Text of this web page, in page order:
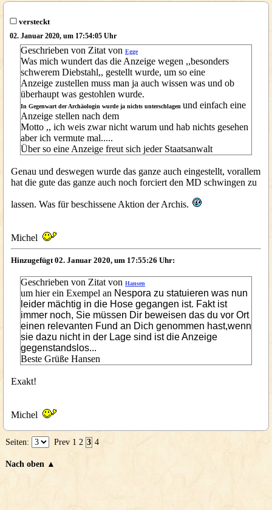
versteckt
02. Januar 2020, um 17:54:05 Uhr
Geschrieben von Zitat von Egge
Was mich wundert das die Anzeige wegen ,,besonders
schwerem Diebstahl,, gestellt wurde, um so eine
Anzeige zustellen muss man ja auch wissen was und ob
überhaupt was gestohlen wurde.
In Gegenwart der Archäologin wurde ja nichts unterschlagen und einfach eine
Anzeige stellen nach dem
Motto ,, ich weis zwar nicht warum und hab nichts gesehen
aber ich vermute mal.....
Über so eine Anzeige freut sich jeder Staatsanwalt
Genau und deswegen wurde das ganze auch eingestellt, vorallem
hat die gute das ganze auch noch forciert den MD schwingen zu
lassen. Was für beschissene Aktion der Archis.
Michel
Hinzugefügt 02. Januar 2020, um 17:55:26 Uhr:
Geschrieben von Zitat von Hansen
um hier ein Exempel an Nespora zu statuieren was nun
leider mächtig in die Hose gegangen ist. Fakt ist
immer noch, Sie müssen Dir beweisen das du vor Ort
einen relevanten Fund an Dich genommen hast,wenn
sie dazu nicht in der Lage sind ist die Anzeige
gegenstandslos...
Beste Grüße Hansen
Exakt!
Michel
Seiten: Prev 1 2 3 4
Nach oben ▲